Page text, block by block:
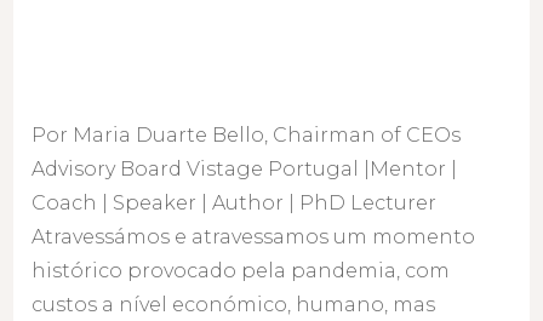
Por Maria Duarte Bello, Chairman of CEOs
Advisory Board Vistage Portugal |Mentor |
Coach | Speaker | Author | PhD Lecturer
Atravessámos e atravessamos um momento
histórico provocado pela pandemia, com
custos a nível económico, humano, mas